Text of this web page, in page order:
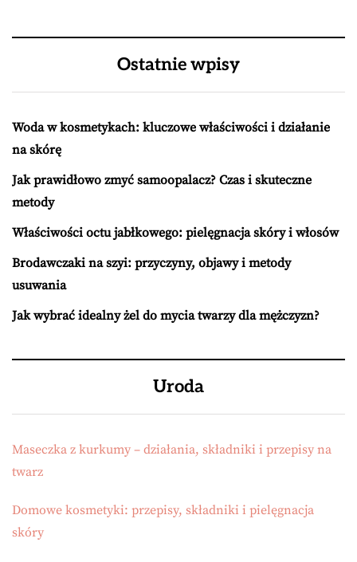
Ostatnie wpisy
Woda w kosmetykach: kluczowe właściwości i działanie
na skórę
Jak prawidłowo zmyć samoopalacz? Czas i skuteczne
metody
Właściwości octu jabłkowego: pielęgnacja skóry i włosów
Brodawczaki na szyi: przyczyny, objawy i metody
usuwania
Jak wybrać idealny żel do mycia twarzy dla mężczyzn?
Uroda
Maseczka z kurkumy – działania, składniki i przepisy na
twarz
Domowe kosmetyki: przepisy, składniki i pielęgnacja
skóry